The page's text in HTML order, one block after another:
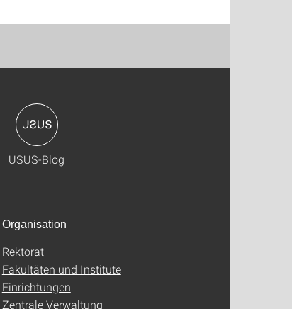
USUS-Blog
Organisation
Rektorat
Fakultäten und Institute
Einrichtungen
Zentrale Verwaltung